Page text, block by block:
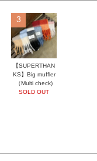
3
【SUPERTHAN
KS】Big muffler
（Multi check)
SOLD OUT